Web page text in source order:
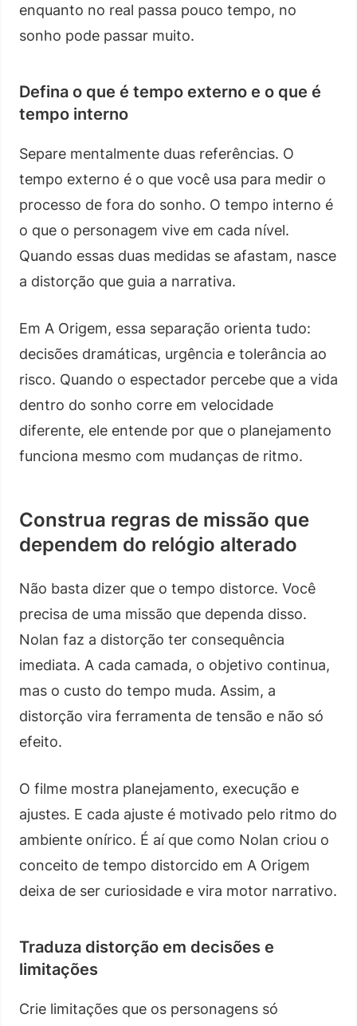
enquanto no real passa pouco tempo, no
sonho pode passar muito.
Defina o que é tempo externo e o que é
tempo interno
Separe mentalmente duas referências. O
tempo externo é o que você usa para medir o
processo de fora do sonho. O tempo interno é
o que o personagem vive em cada nível.
Quando essas duas medidas se afastam, nasce
a distorção que guia a narrativa.
Em A Origem, essa separação orienta tudo:
decisões dramáticas, urgência e tolerância ao
risco. Quando o espectador percebe que a vida
dentro do sonho corre em velocidade
diferente, ele entende por que o planejamento
funciona mesmo com mudanças de ritmo.
Construa regras de missão que
dependem do relógio alterado
Não basta dizer que o tempo distorce. Você
precisa de uma missão que dependa disso.
Nolan faz a distorção ter consequência
imediata. A cada camada, o objetivo continua,
mas o custo do tempo muda. Assim, a
distorção vira ferramenta de tensão e não só
efeito.
O filme mostra planejamento, execução e
ajustes. E cada ajuste é motivado pelo ritmo do
ambiente onírico. É aí que como Nolan criou o
conceito de tempo distorcido em A Origem
deixa de ser curiosidade e vira motor narrativo.
Traduza distorção em decisões e
limitações
Crie limitações que os personagens só